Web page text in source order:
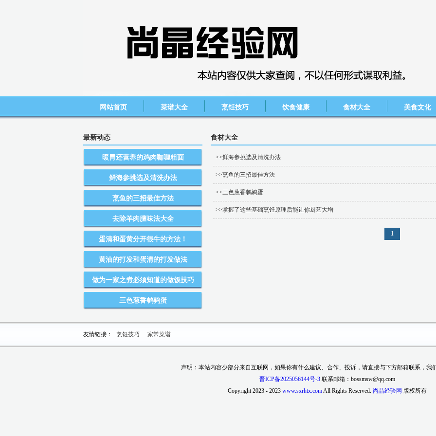
网站首页 菜谱大全 烹饪技巧 饮食健康 食材大全 美食文化
最新动态
暖胃还营养的鸡肉咖喱粗面
鲜海参挑选及清洗办法
烹鱼的三招最佳方法
去除羊肉膻味法大全
蛋清和蛋黄分开很牛的方法！
黄油的打发和蛋清的打发做法
做为一家之煮必须知道的做饭技巧
三色葱香鹌鹑蛋
食材大全
>>鲜海参挑选及清洗办法
>>烹鱼的三招最佳方法
>>三色葱香鹌鹑蛋
>>掌握了这些基础烹饪原理后能让你厨艺大增
1
友情链接： 烹饪技巧 家常菜谱
声明：本站内容少部分来自互联网，如果你有什么建议、合作、投诉，请直接与下方邮箱联系，我
晋ICP备2025056144号-3联系邮箱：bossmsw@qq.com
Copyright 2023 - 2023 www.sxrhtx.comAll Rights Reserved. 尚晶经验网 版权所有